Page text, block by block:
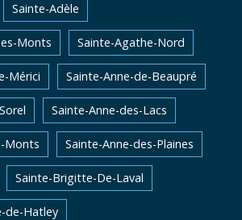
Sainte-Adèle
Monts Sainte-Agathe-Nord
Mérici Sainte-Anne-de-Beaupré
Sainte-Anne-des-Lacs
Monts Sainte-Anne-des-Plaines
Sainte-Brigitte-De-Laval
de-Hatley